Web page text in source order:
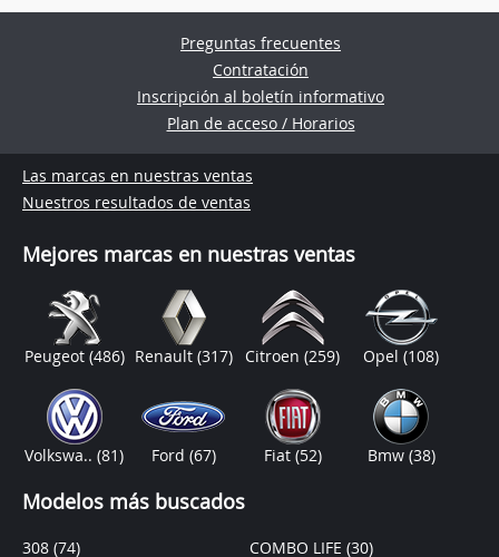
Preguntas frecuentes
Contratación
Inscripción al boletín informativo
Plan de acceso / Horarios
Las marcas en nuestras ventas
Nuestros resultados de ventas
Mejores marcas en nuestras ventas
Peugeot (486) Renault (317) Citroen(259) Opel(108)
Volkswa..(81) Ford (67) Fiat (52) Bmw (38)
Modelos más buscados
308 (74) COMBO LIFE (30)